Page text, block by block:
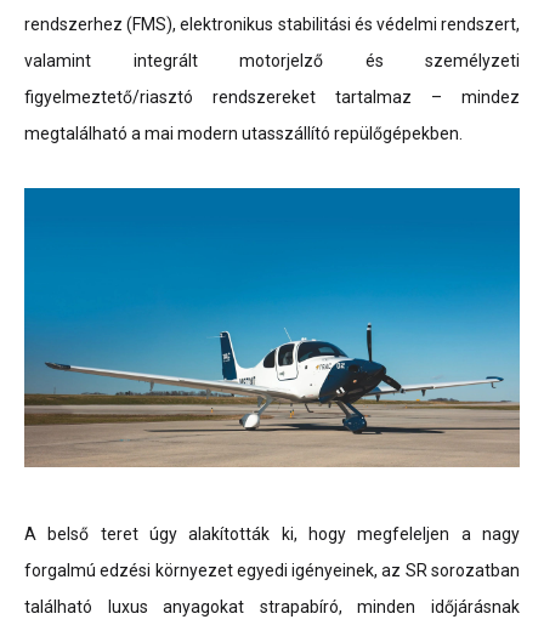
rendszerhez (FMS), elektronikus stabilitási és védelmi rendszert,
valamint integrált motorjelző és személyzeti
figyelmeztető/riasztó rendszereket tartalmaz – mindez
megtalálható a mai modern utasszállító repülőgépekben.
A belső teret úgy alakították ki, hogy megfeleljen a nagy
forgalmú edzési környezet egyedi igényeinek, az SR sorozatban
található luxus anyagokat strapabíró, minden időjárásnak